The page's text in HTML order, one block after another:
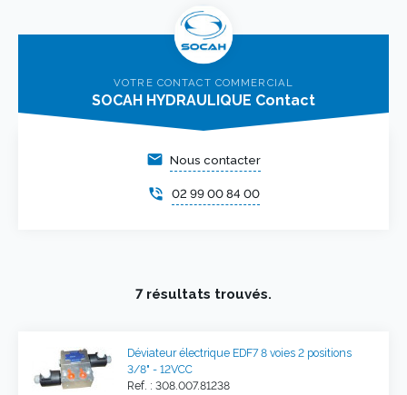
VOTRE CONTACT COMMERCIAL
SOCAH HYDRAULIQUE Contact
email Nous contacter
phone_in_talk 02 99 00 84 00
7 résultats trouvés.
Déviateur électrique EDF7 8 voies 2 positions
3/8" - 12VCC
Ref. : 308.007.81238